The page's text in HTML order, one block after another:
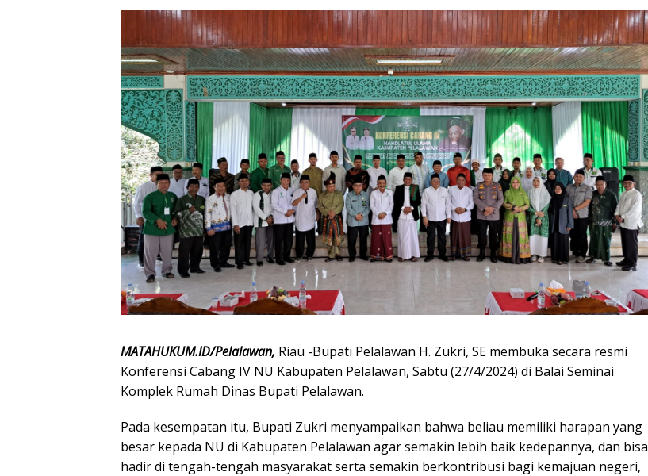
MATAHUKUM.ID/Pelalawan, Riau -Bupati Pelalawan H. Zukri, SE membuka secara resmi
Konferensi Cabang IV NU Kabupaten Pelalawan, Sabtu (27/4/2024) di Balai Seminai
Komplek Rumah Dinas Bupati Pelalawan.
Pada kesempatan itu, Bupati Zukri menyampaikan bahwa beliau memiliki harapan yang
besar kepada NU di Kabupaten Pelalawan agar semakin lebih baik kedepannya, dan bisa
hadir di tengah-tengah masyarakat serta semakin berkontribusi bagi kemajuan negeri,